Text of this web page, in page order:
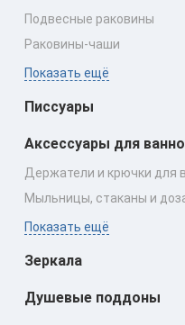
Подвесные раковины
Раковины‑чаши
Показать ещё
Писсуары
Аксессуары для
Держатели и крючки для
Мыльницы, стаканы и
Показать ещё
Зеркала
Душевые поддоны